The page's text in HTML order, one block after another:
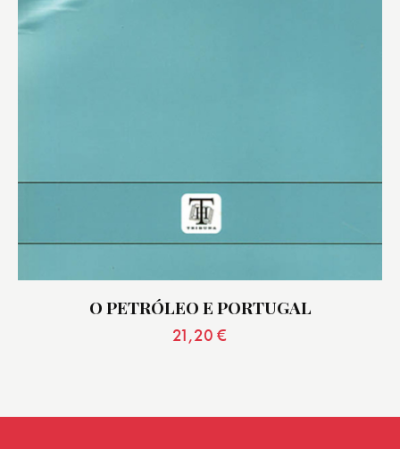
O PETRÓLEO E PORTUGAL
21,20 €